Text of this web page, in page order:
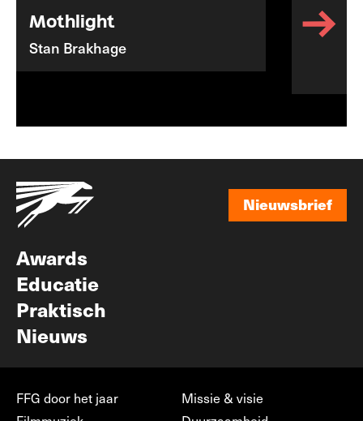
Mothlight
Stan Brakhage
Nieuwsbrief
Awards
Educatie
Praktisch
Nieuws
FFG door het jaar
Missie & visie